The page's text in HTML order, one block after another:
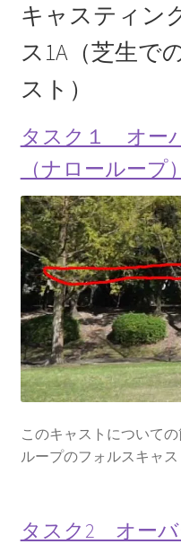
キャスティン
ス1A（芝生で
スト）
タスク１ オー
（ナローループ）
このキャストについて
ループのフォルスキャス
タスク2 オーバ